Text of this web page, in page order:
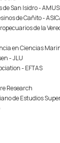
San Isidro - AMUSI
de Cañito -
de la
en Ciencias
- JLU
- EFTAS
Research
de Estudios